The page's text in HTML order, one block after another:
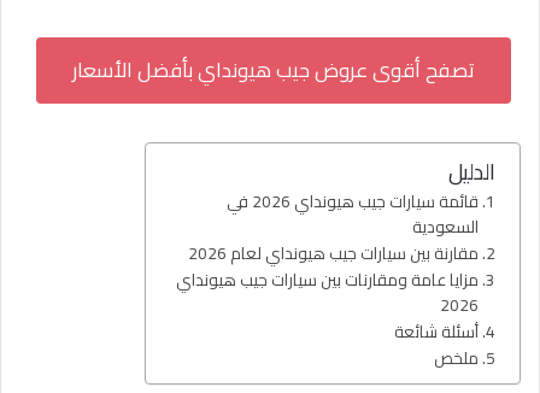
تصفح أقوى عروض جيب هيونداي بأفضل الأسعار
الدليل
قائمة سيارات جيب هيونداي 2026 في
السعودية
مقارنة بين سيارات جيب هيونداي لعام 2026
مزايا عامة ومقارنات بين سيارات جيب هيونداي
2026
أسئلة شائعة
ملخص